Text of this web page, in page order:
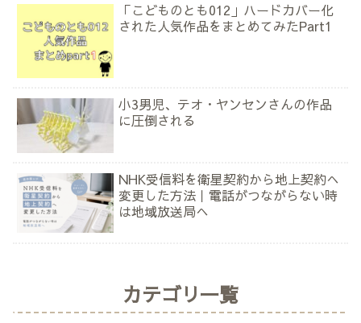
「こどものとも012」ハードカバー化
された人気作品をまとめてみたPart1
小3男児、テオ・ヤンセンさんの作品
に圧倒される
NHK受信料を衛星契約から地上契約へ
変更した方法｜電話がつながらない時
は地域放送局へ
カテゴリ一覧